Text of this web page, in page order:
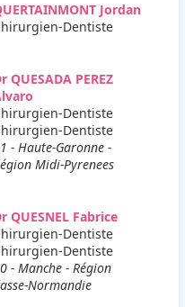
Jordan
Dentiste
QUESADA PEREZ
Dentiste
Dentiste
- Haute-Garonne -
Midi-Pyrenees
QUESNEL Fabrice
Dentiste
Dentiste
- Manche - Région
Normandie